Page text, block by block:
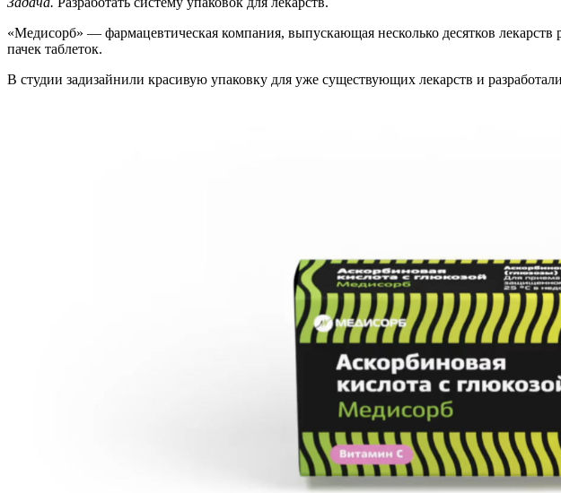
«Медисорб» — фармацевтическая компания, выпускающая несколько десятков
пачек таблеток.
В студии задизайнили красивую упаковку для уже существующих лекарств и